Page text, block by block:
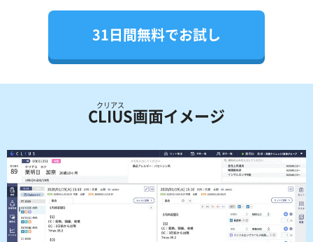
31日間無料でお試し
CLIUS
クリアス
画面イメージ